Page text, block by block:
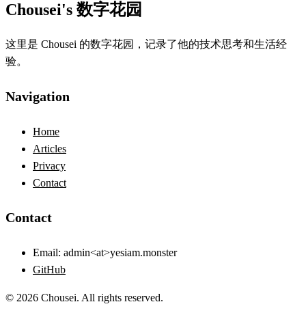
Chousei's 数字花园
这里是 Chousei 的数字花园，记录了他的技术思考和生活经
验。
Navigation
Home
Articles
Privacy
Contact
Contact
Email: admin<at>yesiam.monster
GitHub
© 2026 Chousei. All rights reserved.